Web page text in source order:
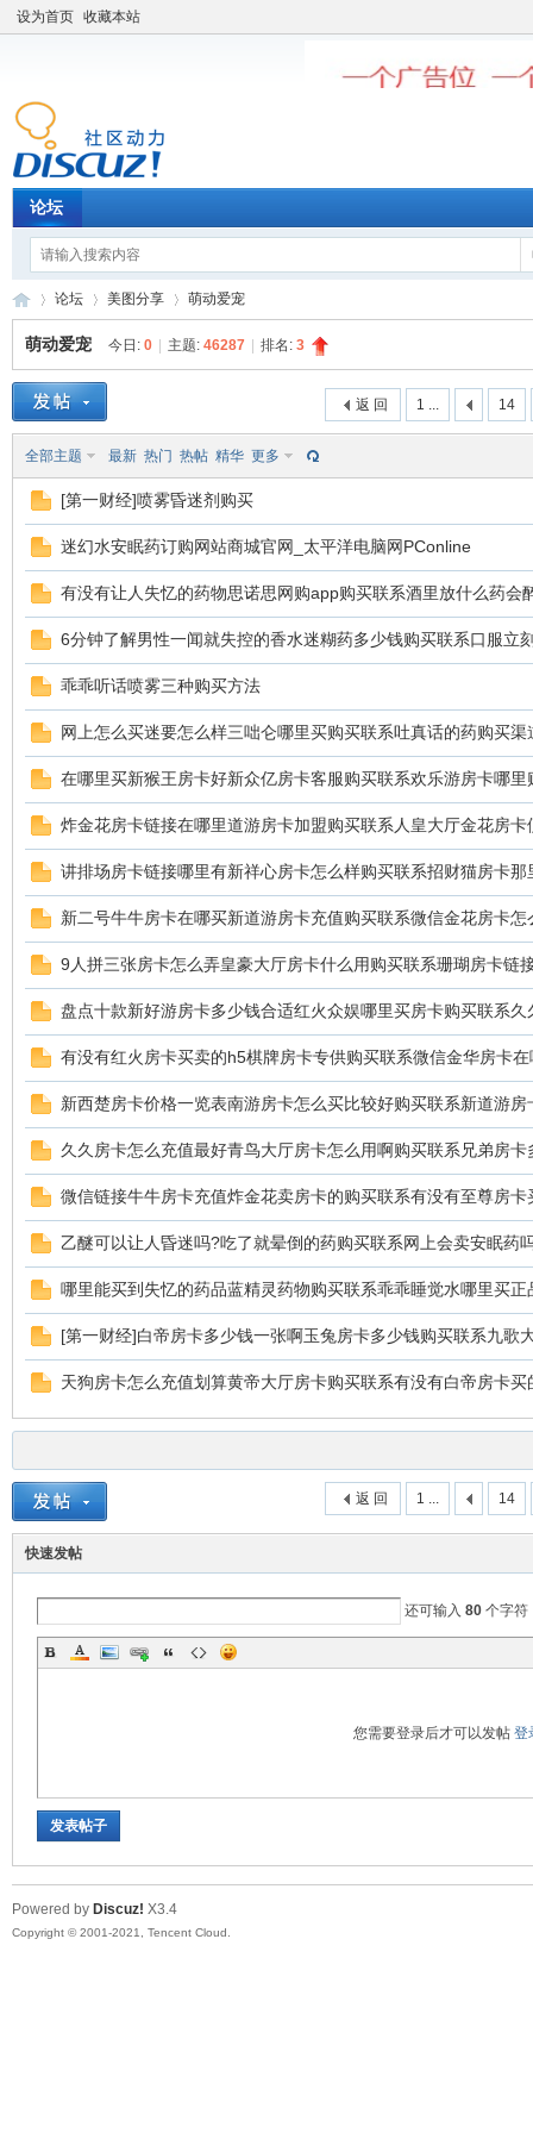
设为首页 收藏本站
论坛
»
论坛
›
美图分享 萌动爱宠
萌动爱宠 今日: 0 主题: 46287 排名: 3
1 ... 14
返 回
全部主题 最新 热门 热帖 精华 更多
[第一财经]喷雾昏迷剂购买
迷幻水安眠药订购网站商城官网_太平洋电脑网PConline
有没有让人失忆的药物思诺思网购app购买联系酒里放什么药会
6分钟了解男性一闻就失控的香水迷糊药多少钱购买联系口服立
乖乖听话喷雾三种购买方法
网上怎么买迷要怎么样三咄仑哪里买购买联系吐真话的药购买渠
在哪里买新猴王房卡好新众亿房卡客服购买联系欢乐游房卡哪里
炸金花房卡链接在哪里道游房卡加盟购买联系人皇大厅金花房卡
讲排场房卡链接哪里有新祥心房卡怎么样购买联系招财猫房卡那
新二号牛牛房卡在哪买新道游房卡充值购买联系微信金花房卡
9人拼三张房卡怎么弄皇豪大厅房卡什么用购买联系珊瑚房卡链
盘点十款新好游房卡多少钱合适红火众娱哪里买房卡购买联系
有没有红火房卡买卖的h5棋牌房卡专供购买联系微信金华房卡
新西楚房卡价格一览表南游房卡怎么买比较好购买联系新道游
久久房卡怎么充值最好青鸟大厅房卡怎么用啊购买联系兄弟房
微信链接牛牛房卡充值炸金花卖房卡的购买联系有没有至尊房卡
乙醚可以让人昏迷吗?吃了就晕倒的药购买联系网上会卖安眠药
哪里能买到失忆的药品蓝精灵药物购买联系乖乖睡觉水哪里买正
[第一财经]白帝房卡多少钱一张啊玉兔房卡多少钱购买联系九歌
天狗房卡怎么充值划算黄帝大厅房卡购买联系有没有白帝房卡买
1 ... 14
返 回
快速发帖
还可输入 80个字符
您需要登录后才可以发帖 登
发表帖子
Powered by Discuz! X3.4
Copyright © 2001-2021, Tencent Cloud.